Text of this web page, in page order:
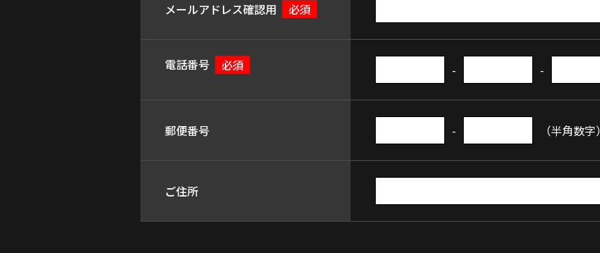
メールアドレス確認用 必須
電話番号 必須 - -
郵便番号 - （半角数字）
ご住所